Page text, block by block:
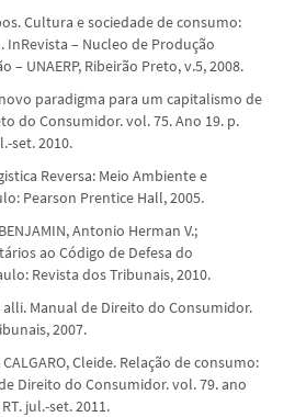
Cultura e sociedade de consumo:
– Nucleo de Produção
– UNAERP, Ribeirão Preto, v.5, 2008.
novo paradigma para um capitalismo de
do Consumidor. vol. 75. Ano 19. p.
set. 2010.
Reversa: Meio Ambiente e
Pearson Prentice Hall, 2005.
Antonio Herman V.;
ao Código de Defesa do
Revista dos Tribunais, 2010.
alli. Manual de Direito do Consumidor.
2007.
CALGARO, Cleide. Relação de consumo:
Direito do Consumidor. vol. 79. ano
jul.-set. 2011.